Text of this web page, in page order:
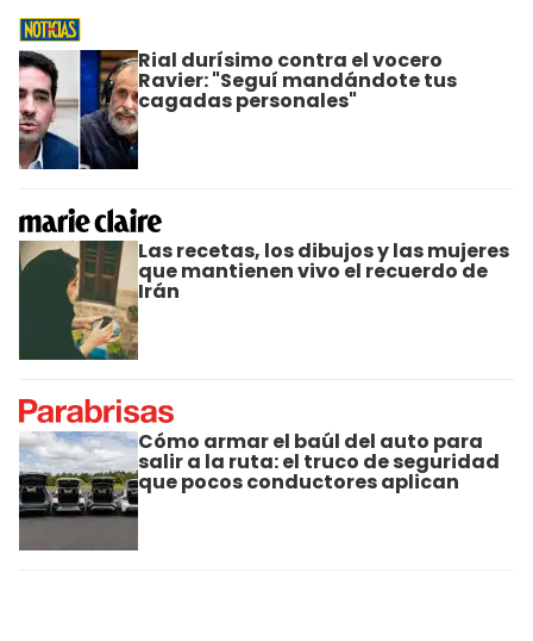
Rial durísimo contra el vocero
Ravier: "Seguí mandándote tus
cagadas personales"
Las recetas, los dibujos y las mujeres
que mantienen vivo el recuerdo de
Irán
Cómo armar el baúl del auto para
salir a la ruta: el truco de seguridad
que pocos conductores aplican